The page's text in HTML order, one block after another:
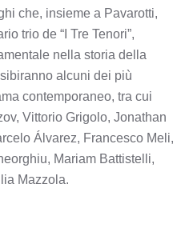
che, insieme a Pavarotti,
trio de “I Tre Tenori”,
nella storia della
alcuni dei più
contemporaneo, tra cui
Vittorio Grigolo, Jonathan
Álvarez, Francesco Meli,
Mariam Battistelli,
Mazzola.